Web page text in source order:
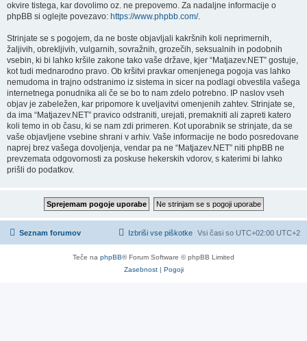
okvire tistega, kar dovolimo oz. ne prepovemo. Za nadaljne informacije o
phpBB si oglejte povezavo: https://www.phpbb.com/.
Strinjate se s pogojem, da ne boste objavljali kakršnih koli neprimernih,
žaljivih, obrekljivih, vulgarnih, sovražnih, grozečih, seksualnih in podobnih
vsebin, ki bi lahko kršile zakone tako vaše države, kjer “Matjazev.NET” gostuje,
kot tudi mednarodno pravo. Ob kršitvi pravkar omenjenega pogoja vas lahko
nemudoma in trajno odstranimo iz sistema in sicer na podlagi obvestila vašega
internetnega ponudnika ali če se bo to nam zdelo potrebno. IP naslov vseh
objav je zabeležen, kar pripomore k uveljavitvi omenjenih zahtev. Strinjate se,
da ima “Matjazev.NET” pravico odstraniti, urejati, premakniti ali zapreti katero
koli temo in ob času, ki se nam zdi primeren. Kot uporabnik se strinjate, da se
vaše objavljene vsebine shrani v arhiv. Vaše informacije ne bodo posredovane
naprej brez vašega dovoljenja, vendar pa ne “Matjazev.NET” niti phpBB ne
prevzemata odgovornosti za poskuse hekerskih vdorov, s katerimi bi lahko
prišli do podatkov.
Seznam forumov Vsi časi so UTC+02:00 UTC+2
Izbriši vse piškotke
Teče na phpBB® Forum Software © phpBB Limited
Zasebnost| Pogoji